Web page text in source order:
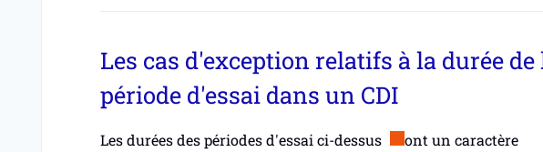
Les cas d'exception relatifs à la durée de
période d'essai dans un CDI
Les durées des périodes d'essai ci-dessus
ont un caractère